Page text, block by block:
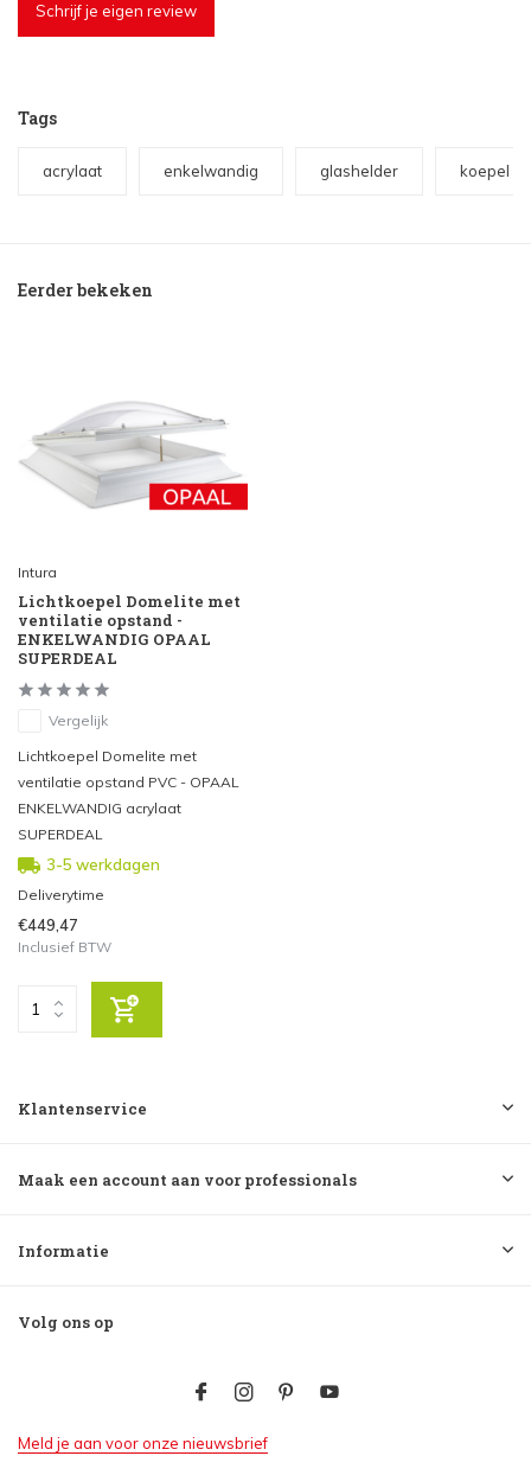
Schrijf je eigen review
Tags
acrylaat enkelwandig glashelder koepel
Eerder bekeken
Intura
Lichtkoepel Domelite met
ventilatie opstand -
ENKELWANDIG OPAAL
SUPERDEAL
Vergelijk
Lichtkoepel Domelite met
ventilatie opstand PVC - OPAAL
ENKELWANDIG acrylaat
SUPERDEAL
3-5 werkdagen
Deliverytime
€449,47
Inclusief BTW
Klantenservice
Maak een account aan voor professionals
Informatie
Volg ons op
Meld je aan voor onze nieuwsbrief